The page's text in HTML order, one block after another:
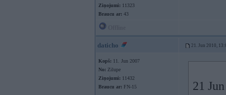
Ziņojumi: 11323
Braucu ar: 43
daticho 21. Jun 2010,
Kopš: 11. Jun 2007
No: Zilupe
Ziņojumi: 11432
Braucu ar: FN-15
21